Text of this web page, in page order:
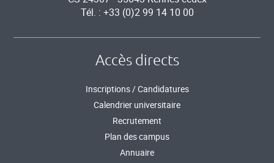
Tél. : +33 (0)2 99 14 10 00
Accès directs
Inscriptions / Candidatures
Calendrier universitaire
Recrutement
Plan des campus
Annuaire